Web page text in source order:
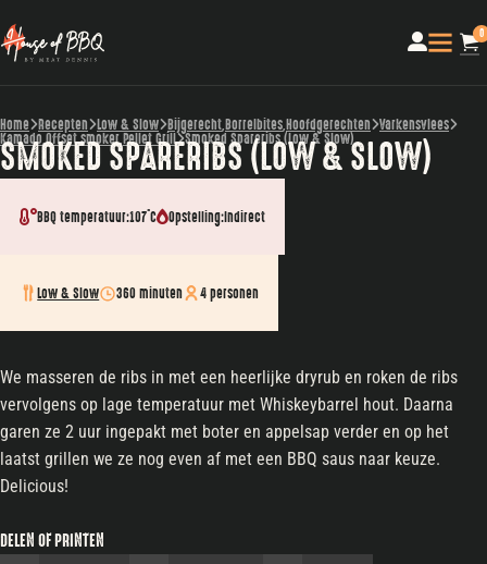
0
Home Recepten Low & Slow Bijgerecht Borrelbites Hoofdgerechten Varkensvlees
Kamado ,Offset smoker Pellet Grill Smoked Spareribs (Low & Slow)
SMOKED SPARERIBS (LOW & SLOW)
BBQ temperatuur:107˚C Opstelling: Indirect
Low & Slow 360 minuten 4 personen
We masseren de ribs in met een heerlijke dryrub en roken de ribs
vervolgens op lage temperatuur met Whiskeybarrel hout. Daarna
garen ze 2 uur ingepakt met boter en appelsap verder en op het
laatst grillen we ze nog even af met een BBQ saus naar keuze.
Delicious!
DELEN OF PRINTEN